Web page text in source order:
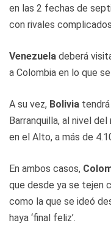
en las 2 fechas de
con rivales
Venezuela deberá
a Colombia en lo que
A su vez, Bolivia
Barranquilla, al nivel
en el Alto, a más de
En ambos casos,
que desde ya se tejen
como la que se ideó
haya ‘final feliz’.